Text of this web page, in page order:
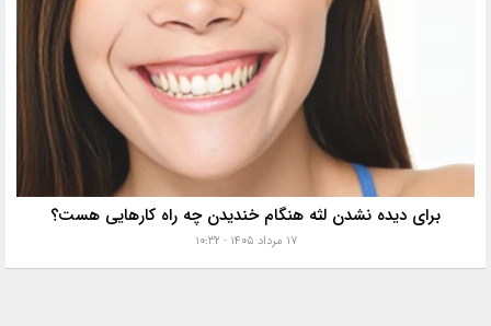
برای دیده نشدن لثه هنگام خندیدن چه راه کارهایی هست؟
۱۷ مرداد ۱۴۰۵ - ۱۰:۳۲